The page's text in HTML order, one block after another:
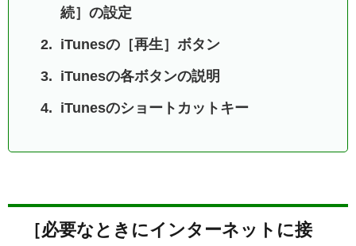
続］の設定
iTunesの［再生］ボタン
iTunesの各ボタンの説明
iTunesのショートカットキー
［必要なときにインターネットに接